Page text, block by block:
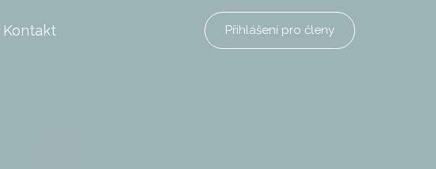
Kontakt Přihlášení pro členy